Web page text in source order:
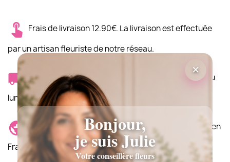
Frais de livraison 12.90€. La livraison est effectuée
par un artisan fleuriste de notre réseau.
Les horaires de livraison : Livraison le jour même du
lundi au dimanche matin
Lieu de livraison : La livraison est possible partout en
France et dans le Monde
×
Bonjour,
je suis Julie
Votre conseillère fleurs